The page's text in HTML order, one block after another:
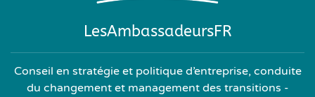
LesAmbassadeursFR
Conseil en stratégie et politique d’entreprise, conduite
du changement et management des transitions -